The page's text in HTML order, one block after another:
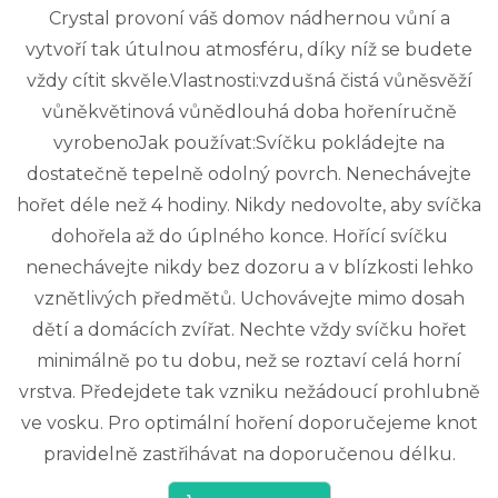
Crystal provoní váš domov nádhernou vůní a
vytvoří tak útulnou atmosféru, díky níž se budete
vždy cítit skvěle.Vlastnosti:vzdušná čistá vůněsvěží
vůněkvětinová vůnědlouhá doba hořeníručně
vyrobenoJak používat:Svíčku pokládejte na
dostatečně tepelně odolný povrch. Nenechávejte
hořet déle než 4 hodiny. Nikdy nedovolte, aby svíčka
dohořela až do úplného konce. Hořící svíčku
nenechávejte nikdy bez dozoru a v blízkosti lehko
vznětlivých předmětů. Uchovávejte mimo dosah
dětí a domácích zvířat. Nechte vždy svíčku hořet
minimálně po tu dobu, než se roztaví celá horní
vrstva. Předejdete tak vzniku nežádoucí prohlubně
ve vosku. Pro optimální hoření doporučejeme knot
pravidelně zastřihávat na doporučenou délku.